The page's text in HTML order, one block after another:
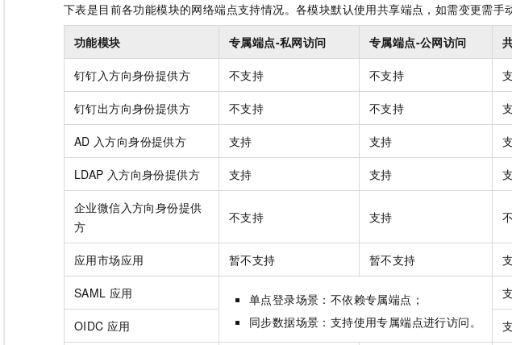
下表是目前各功能模块的网络端点支持情况。各模块默认使用共享端点，如需变更需手
功能模块 专属端点-私网访问 专属端点-公网访问
钉钉入方向身份提供方 不支持 不支持
钉钉出方向身份提供方 不支持 不支持
AD 入方向身份提供方 支持 支持
LDAP 入方向身份提供方 支持 支持
企业微信入方向身份提供
方
不支持 支持
应用市场应用 暂不支持 暂不支持
SAML 应用
单点登录场景：不依赖专属端点；
同步数据场景：支持使用专属端点进行访问。
OIDC 应用